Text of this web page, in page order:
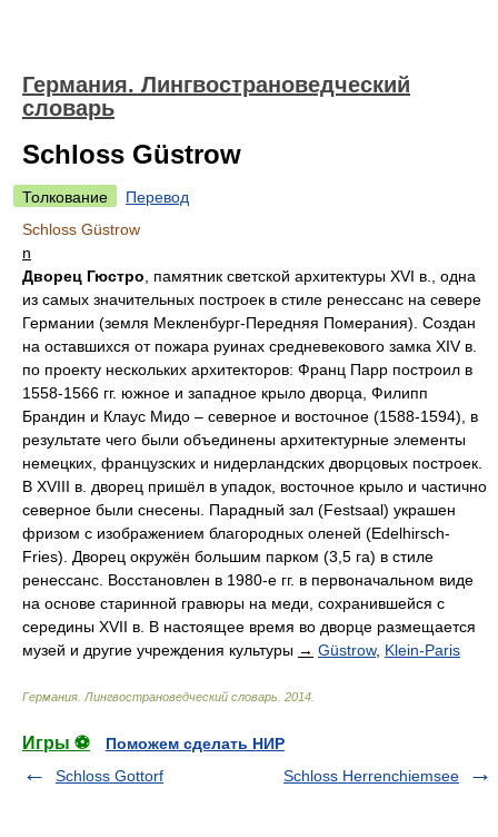
Германия. Лингвострановедческий
словарь
Schloss Güstrow
Толкование
Перевод
Schloss Güstrow
n
Дворец Гюстро , памятник светской архитектуры XVI в., одна
из самых значительных построек в стиле ренессанс на севере
Германии (земля Мекленбург-Передняя Померания). Создан
на оставшихся от пожара руинах средневекового замка XIV в.
по проекту нескольких архитекторов: Франц Парр построил в
1558-1566 гг. южное и западное крыло дворца, Филипп
Брандин и Клаус Мидо – северное и восточное (1588-1594), в
результате чего были объединены архитектурные элементы
немецких, французских и нидерландских дворцовых построек.
В XVIII в. дворец пришёл в упадок, восточное крыло и частично
северное были снесены. Парадный зал (Festsaal) украшен
фризом с изображением благородных оленей (Edelhirsch-
Fries). Дворец окружён большим парком (3,5 га) в стиле
ренессанс. Восстановлен в 1980-е гг. в первоначальном виде
на основе старинной гравюры на меди, сохранившейся с
середины XVII в. В настоящее время во дворце размещается
музей и другие учреждения культуры → Güstrow, Klein-Paris
Германия. Лингвострановедческий словарь 2014
Игры ⚽
Поможем сделать НИР
Schloss Gottorf
Schloss Herrenchiemsee